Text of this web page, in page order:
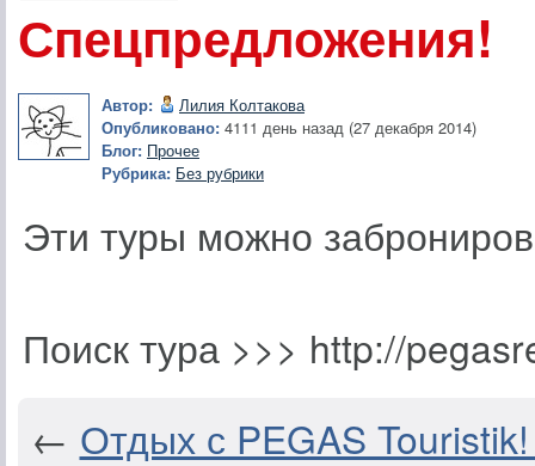
Спецпредложения!
Автор:
Лилия Колтакова
Опубликовано: 4111 день назад (27 декабря 2014)
Блог: Прочее
Рубрика: Без рубрики
Эти туры можно
Поиск тура >>> http://
← Отдых с PEGAS